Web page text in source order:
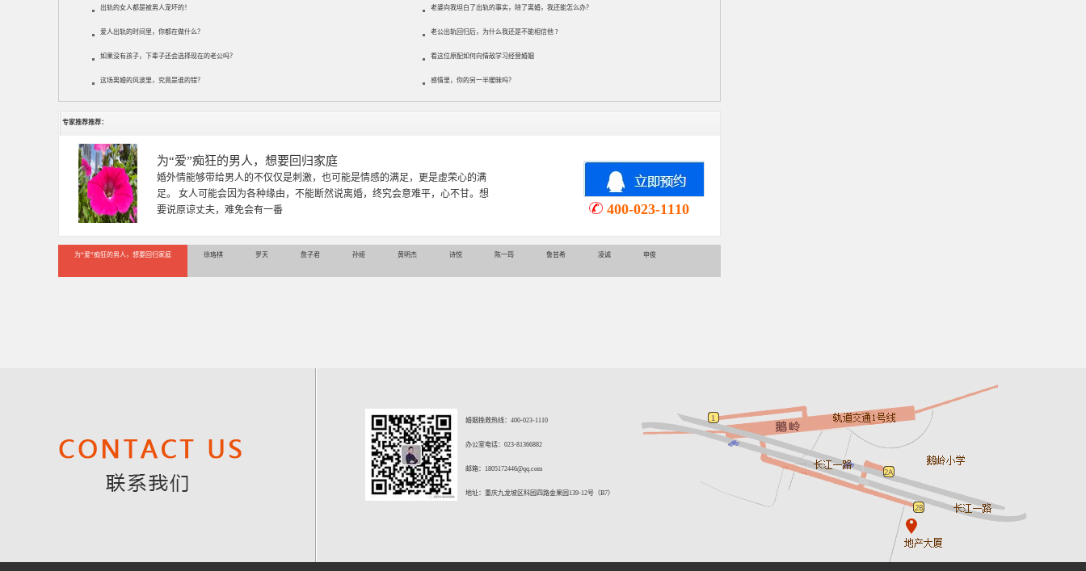
出轨的女人都是被男人宠坏的！ 老婆向我坦白了出轨的事实，除了离婚，我还能怎么办？
爱人出轨的时间里，你都在做什么？ 老公出轨回归后，为什么我还是不能相信他 ?
如果没有孩子，下辈子还会选择现在的老公吗？ 看这位原配如何向情敌学习经营婚姻
这场离婚的风波里，究竟是谁的错？ 感情里，你的另一半暧昧吗？
专家推荐推荐：
徐珞棋
徐珞棋，婚姻家庭咨询师，毕业于重庆师范大学心理学专业，从事婚姻情感咨询
多年，对婚姻情感分析、恋爱择偶、夫妻关系，情感挽回、家庭关系等咨询超过
千小时，积累了丰富的咨
400-023-1110
为“爱”痴狂的男人，想要回归家庭 徐珞棋 罗天 詹子君 孙娅 黄明杰 诗悦 陈一筠 鲁芸希 凌诚 申俊
婚姻挽救热线：400-023-1110
办公室电话：023-81366882
邮箱： 1805172446@qq.com
地址：重庆九龙坡区科园四路金果园139-12号（B7）